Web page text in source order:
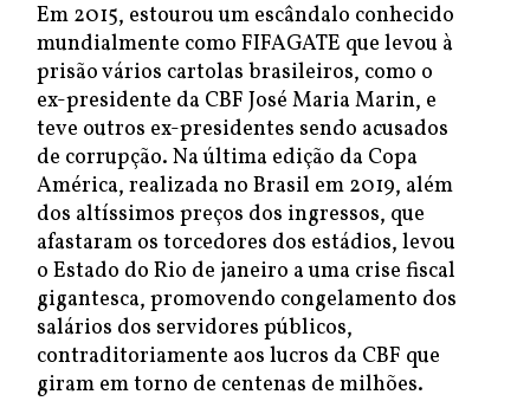
Em 2015, estourou um escândalo conhecido
mundialmente como FIFAGATE que levou à
prisão vários cartolas brasileiros, como o
ex-presidente da CBF José Maria Marin, e
teve outros ex-presidentes sendo acusados
de corrupção. Na última edição da Copa
América, realizada no Brasil em 2019, além
dos altíssimos preços dos ingressos, que
afastaram os torcedores dos estádios, levou
o Estado do Rio de janeiro a uma crise fiscal
gigantesca, promovendo congelamento dos
salários dos servidores públicos,
contraditoriamente aos lucros da CBF que
giram em torno de centenas de milhões.